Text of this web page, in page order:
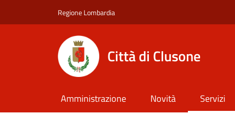
Regione Lombardia
Città di Clusone
Amministrazione Novità Servizi